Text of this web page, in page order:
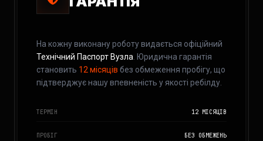
На кожну виконану роботу видається офіційний
Технічний Паспорт Вузла. Юридична гарантія
становить 12 місяців без обмеження пробігу, що
підтверджує нашу впевненість у якості ребілду.
ТЕРМІН 12 МІСЯЦІВ
ПРОБІГ БЕЗ ОБМЕЖЕНЬ